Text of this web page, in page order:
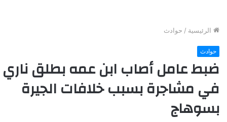
الرئيسية / حوادث
حوادث
ضبط عامل أصاب ابن عمه بطلق ناري
في مشاجرة بسبب خلافات الجيرة
بسوهاج